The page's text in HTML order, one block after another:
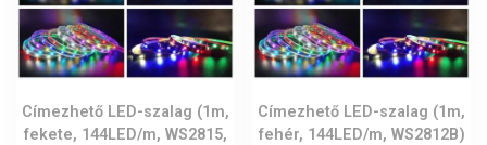
Címezhető LED-szalag (1m,
fekete, 144LED/m, WS2815,
Címezhető LED-szalag (1m,
fehér, 144LED/m, WS2812B)